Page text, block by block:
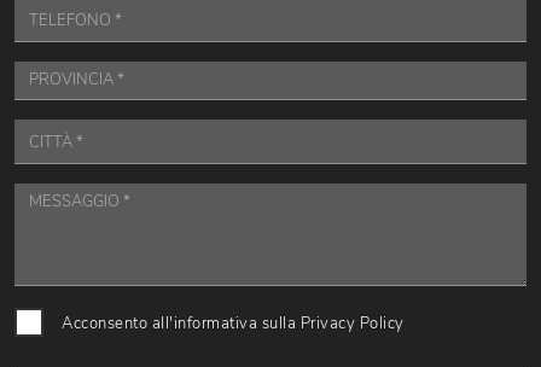
Acconsento all'informativa sulla Privacy Policy